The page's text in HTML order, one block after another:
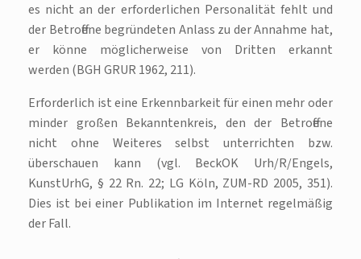
es nicht an der erforderlichen Personalität fehlt und
der Betroffene begründeten Anlass zu der Annahme hat,
er könne möglicherweise von Dritten erkannt
werden (BGH GRUR 1962, 211).
Erforderlich ist eine Erkennbarkeit für einen mehr oder
minder großen Bekanntenkreis, den der Betroffene
nicht ohne Weiteres selbst unterrichten bzw.
überschauen kann (vgl. BeckOK Urh/R/Engels,
KunstUrhG, § 22 Rn. 22; LG Köln, ZUM-RD 2005, 351).
Dies ist bei einer Publikation im Internet regelmäßig
der Fall.